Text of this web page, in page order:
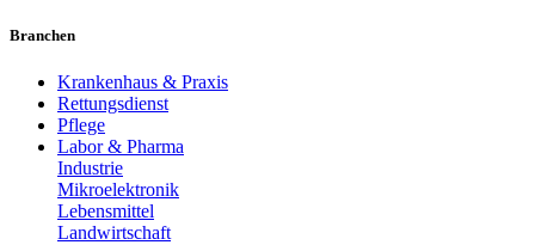
Branchen
Krankenhaus & Praxis
Rettungsdienst
Pflege
Labor & Pharma
Industrie
Mikroelektronik
Lebensmittel
Landwirtschaft